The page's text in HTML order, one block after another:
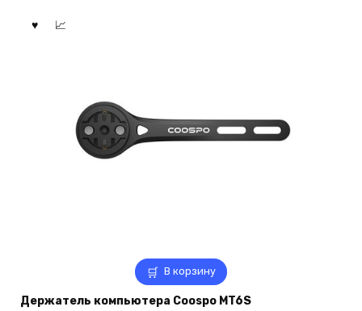
В корзину
Держатель компьютера Coospo MT6S